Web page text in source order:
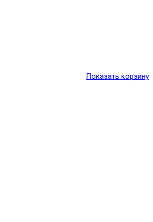
Показать корзину